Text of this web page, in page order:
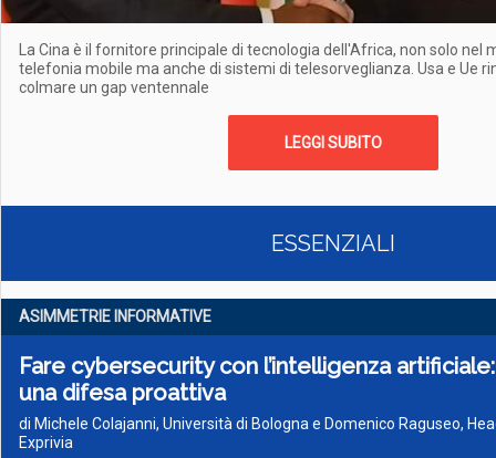
La Cina è il fornitore principale di tecnologia dell'Africa, non solo nel
telefonia mobile ma anche di sistemi di telesorveglianza. Usa e Ue
colmare un gap ventennale
LEGGI SUBITO
ESSENZIALI
ASIMMETRIE INFORMATIVE
Fare cybersecurity con l’intelligenza
una difesa proattiva
di Michele Colajanni, Università di Bologna e Domenico Raguseo,
Exprivia